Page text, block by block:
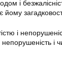
і
і
і